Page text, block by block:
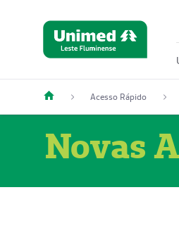
Acesso Rápido
Novas